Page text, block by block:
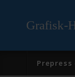
Grafisk-